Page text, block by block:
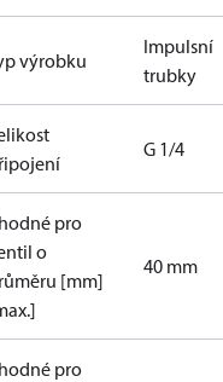
výrobku
Impulsní
trubky
G 1/4
pro
o
[mm]
40 mm
pro